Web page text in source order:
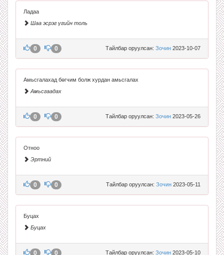
Ладаа
Шаа эсрэг үгийн толь
Тайлбар оруулсан: Зочин 2023-10-07
0 0
Амьсгалахад бөгчим болж хурдан амьсгалах
Амьсгаадах
Тайлбар оруулсан: Зочин 2023-05-26
0 0
Отноо
Эртний
Тайлбар оруулсан: Зочин 2023-05-11
0 0
Буцах
Буцах
Тайлбар оруулсан: Зочин 2023-05-10
0 0